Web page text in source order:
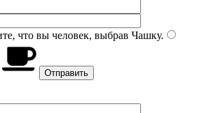
что вы человек, выбрав Чашку.